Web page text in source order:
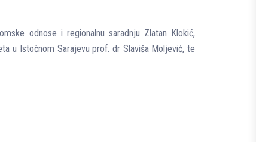
odnose i regionalnu saradnju Zlatan Klokić,
u Istočnom Sarajevu prof. dr Slaviša Molјević, te